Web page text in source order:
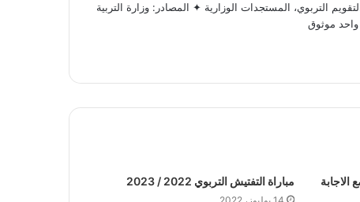
التربوي، المستجدات الوزارية ✦ المصادر: وزارة التربية
واحد موثوق
الاجابة
مباراة التفتيش التربوي 2022 / 2023